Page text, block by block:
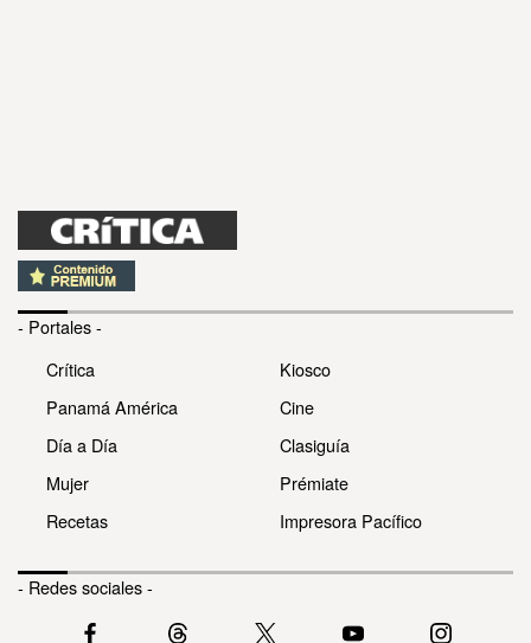
- Portales -
Crítica
Panamá América
Día a Día
Mujer
Recetas
Kiosco
Cine
Clasiguía
Prémiate
Impresora Pacífico
- Redes sociales -